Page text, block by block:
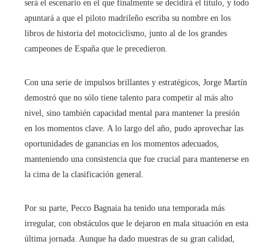
será el escenario en el que finalmente se decidirá el título, y todo
apuntará a que el piloto madrileño escriba su nombre en los
libros de historia del motociclismo, junto al de los grandes
campeones de España que le precedieron.
Con una serie de impulsos brillantes y estratégicos, Jorge Martín
demostró que no sólo tiene talento para competir al más alto
nivel, sino también capacidad mental para mantener la presión
en los momentos clave. A lo largo del año, pudo aprovechar las
oportunidades de ganancias en los momentos adecuados,
manteniendo una consistencia que fue crucial para mantenerse en
la cima de la clasificación general.
Por su parte, Pecco Bagnaia ha tenido una temporada más
irregular, con obstáculos que le dejaron en mala situación en esta
última jornada. Aunque ha dado muestras de su gran calidad,